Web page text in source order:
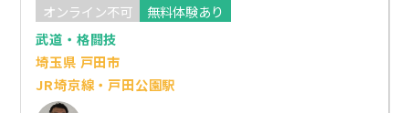
オンライン不可
無料体験あり
武道・格闘技
埼玉県 戸田市
JR埼京線・戸田公園駅